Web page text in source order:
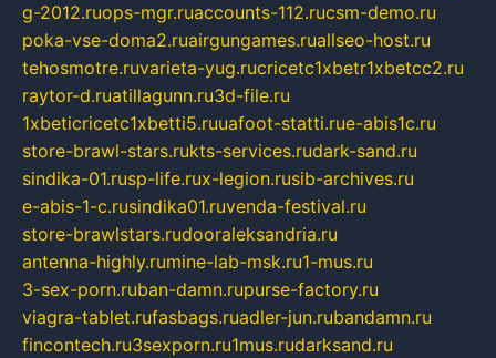
g-2012.ruops-mgr.ruaccounts-112.rucsm-demo.ru
poka-vse-doma2.ruairgungames.ruallseo-host.ru
tehosmotre.ruvarieta-yug.rucricetc1xbetr1xbetcc2.ru
raytor-d.ruatillagunn.ru3d-file.ru
1xbeticricetc1xbetti5.ruuafoot-statti.rue-abis1c.ru
store-brawl-stars.rukts-services.rudark-sand.ru
sindika-01.rusp-life.rux-legion.rusib-archives.ru
e-abis-1-c.rusindika01.ruvenda-festival.ru
store-brawlstars.rudooraleksandria.ru
antenna-highly.rumine-lab-msk.ru1-mus.ru
3-sex-porn.ruban-damn.rupurse-factory.ru
viagra-tablet.rufasbags.ruadler-jun.rubandamn.ru
fincontech.ru3sexporn.ru1mus.rudarksand.ru